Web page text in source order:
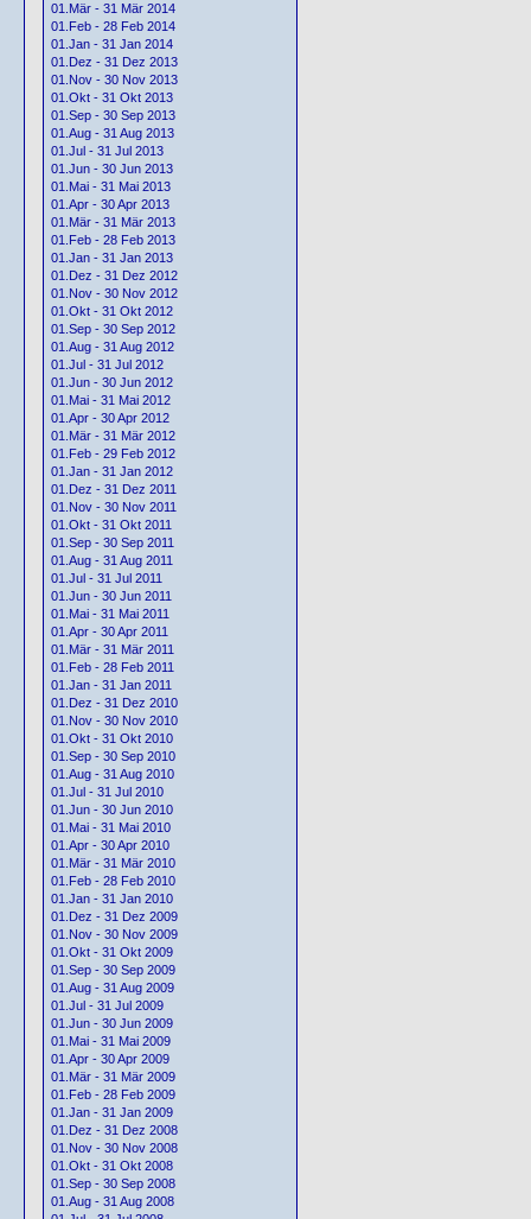
01.Mär - 31 Mär 2014
01.Feb - 28 Feb 2014
01.Jan - 31 Jan 2014
01.Dez - 31 Dez 2013
01.Nov - 30 Nov 2013
01.Okt - 31 Okt 2013
01.Sep - 30 Sep 2013
01.Aug - 31 Aug 2013
01.Jul - 31 Jul 2013
01.Jun - 30 Jun 2013
01.Mai - 31 Mai 2013
01.Apr - 30 Apr 2013
01.Mär - 31 Mär 2013
01.Feb - 28 Feb 2013
01.Jan - 31 Jan 2013
01.Dez - 31 Dez 2012
01.Nov - 30 Nov 2012
01.Okt - 31 Okt 2012
01.Sep - 30 Sep 2012
01.Aug - 31 Aug 2012
01.Jul - 31 Jul 2012
01.Jun - 30 Jun 2012
01.Mai - 31 Mai 2012
01.Apr - 30 Apr 2012
01.Mär - 31 Mär 2012
01.Feb - 29 Feb 2012
01.Jan - 31 Jan 2012
01.Dez - 31 Dez 2011
01.Nov - 30 Nov 2011
01.Okt - 31 Okt 2011
01.Sep - 30 Sep 2011
01.Aug - 31 Aug 2011
01.Jul - 31 Jul 2011
01.Jun - 30 Jun 2011
01.Mai - 31 Mai 2011
01.Apr - 30 Apr 2011
01.Mär - 31 Mär 2011
01.Feb - 28 Feb 2011
01.Jan - 31 Jan 2011
01.Dez - 31 Dez 2010
01.Nov - 30 Nov 2010
01.Okt - 31 Okt 2010
01.Sep - 30 Sep 2010
01.Aug - 31 Aug 2010
01.Jul - 31 Jul 2010
01.Jun - 30 Jun 2010
01.Mai - 31 Mai 2010
01.Apr - 30 Apr 2010
01.Mär - 31 Mär 2010
01.Feb - 28 Feb 2010
01.Jan - 31 Jan 2010
01.Dez - 31 Dez 2009
01.Nov - 30 Nov 2009
01.Okt - 31 Okt 2009
01.Sep - 30 Sep 2009
01.Aug - 31 Aug 2009
01.Jul - 31 Jul 2009
01.Jun - 30 Jun 2009
01.Mai - 31 Mai 2009
01.Apr - 30 Apr 2009
01.Mär - 31 Mär 2009
01.Feb - 28 Feb 2009
01.Jan - 31 Jan 2009
01.Dez - 31 Dez 2008
01.Nov - 30 Nov 2008
01.Okt - 31 Okt 2008
01.Sep - 30 Sep 2008
01.Aug - 31 Aug 2008